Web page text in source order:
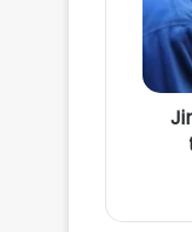
r
r
e
y
e